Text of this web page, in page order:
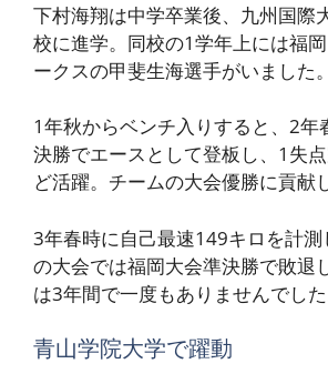
下村海翔は中学卒業後、九州国際
校に進学。同校の1学年上には福
ークスの甲斐生海選手がいました。
1年秋からベンチ入りすると、2年
決勝でエースとして登板し、1失
ど活躍。チームの大会優勝に貢献
3年春時に自己最速149キロを計
の大会では福岡大会準決勝で敗退
は3年間で一度もありませんでした
青山学院大学で躍動